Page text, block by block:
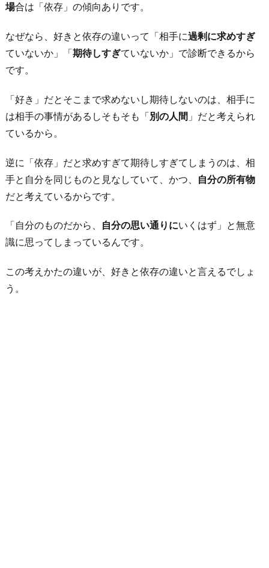
6.
「相
手
を
き
な
自
を
好
き
と
思
る
場合は「依存」の傾向ありです。
なぜなら、好きと依存の違いって「相手に過剰に求めすぎ
ていないか」「期待しすぎていないか」で診断できるから
です。
「好き」だとそこまで求めないし期待しないのは、相手に
は相手の事情があるしそもそも「別の人間 」だと考えられ
ているから。
逆に「依存」だと求めすぎて期待しすぎてしまうのは、相
手と自分を同じものと見なしていて、かつ、 自分の所有物
だと考えているからです。
「自分のものだから、 自分の思い通りにいくはず」と無意
識に思ってしまっているんです。
この考えかたの違いが、好きと依存の違いと言えるでしょ
う。